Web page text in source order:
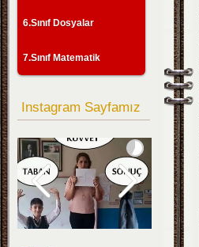
6.Sınıf Dosyalar
7.Sınıf Matematik
Instagram Sayfamız